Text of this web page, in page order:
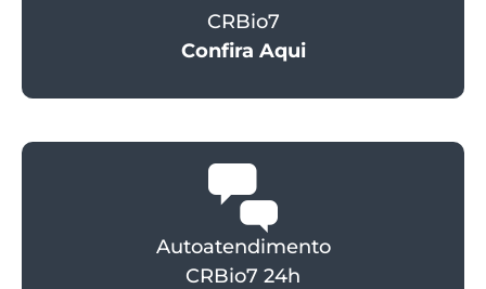
CRBio7
Confira Aqui
Autoatendimento
CRBio7 24h